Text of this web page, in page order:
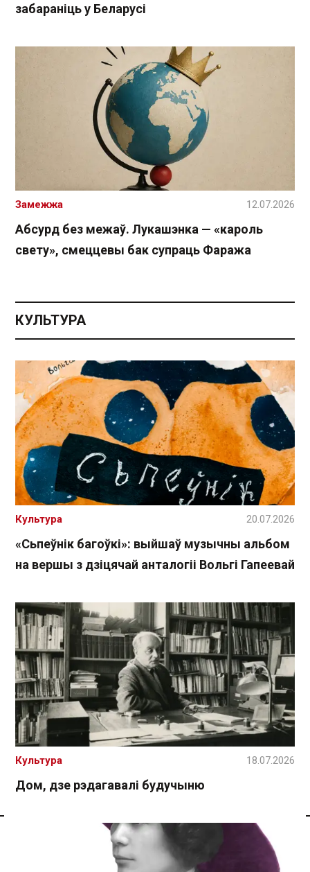
Спасылка без VPN
забараніць у Беларусі
Абсурд без межаў. Лукашэнка — «кароль
свету», смеццевы бак супраць Фаража
Замежжа 12.07.2026
КУЛЬТУРА
«Сьпеўнік багоўкі»: выйшаў музычны альбом
на вершы з дзіцячай анталогіі Вольгі Гапеевай
Культура 20.07.2026
Дом, дзе рэдагавалі будучыню
Культура 18.07.2026